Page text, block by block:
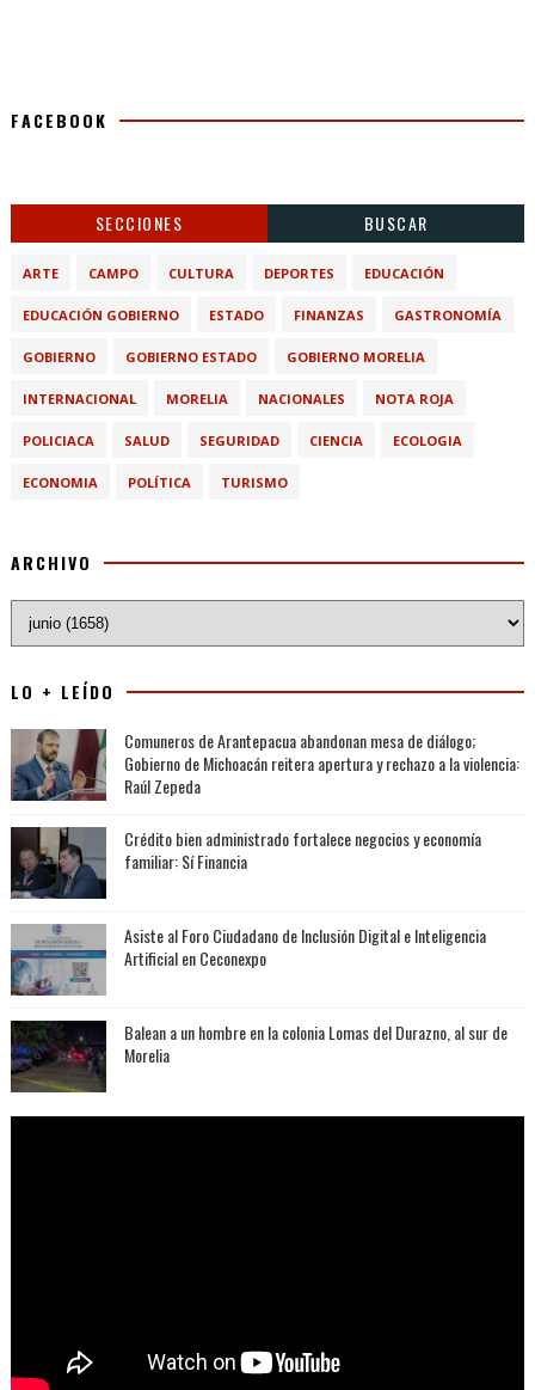
FACEBOOK
SECCIONES BUSCAR
ARTE CAMPO CULTURA DEPORTES EDUCACIÓN
EDUCACIÓN GOBIERNO ESTADO FINANZAS GASTRONOMÍA
GOBIERNO GOBIERNO ESTADO GOBIERNO MORELIA
INTERNACIONAL MORELIA NACIONALES NOTA ROJA
POLICIACA SALUD SEGURIDAD CIENCIA ECOLOGIA
ECONOMIA POLÍTICA TURISMO
ARCHIVO
LO + LEÍDO
Comuneros de Arantepacua abandonan mesa de diálogo;
Gobierno de Michoacán reitera apertura y rechazo a la violencia:
Raúl Zepeda
Crédito bien administrado fortalece negocios y economía
familiar: Sí Financia
Asiste al Foro Ciudadano de Inclusión Digital e Inteligencia
Artificial en Ceconexpo
Balean a un hombre en la colonia Lomas del Durazno, al sur de
Morelia